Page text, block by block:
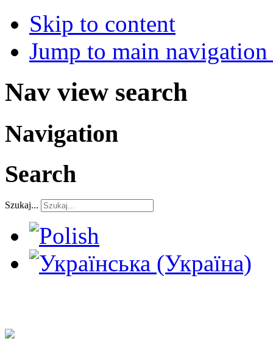
Skip to content
Jump to main
Nav view search
Navigation
Search
Szukaj...